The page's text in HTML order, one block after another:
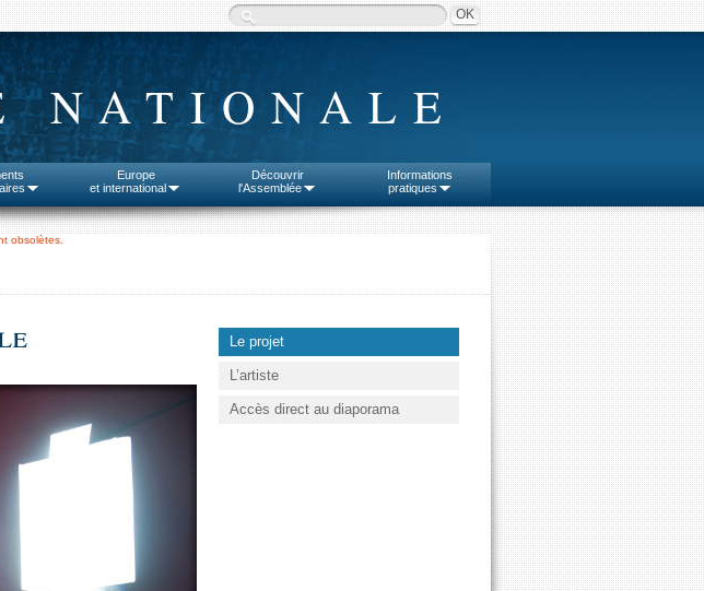
NATIONALE
Europe
et international
Découvrir
l'Assemblée
Informations
pratiques
obsolètes.
Le projet
L’artiste
Accès direct au diaporama